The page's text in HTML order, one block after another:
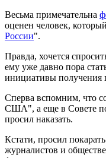
Весьма примечательна
оценен человек,
России".
Правда, хочется
ему уже давно пора
инициативы получения
Сперва вспомним, что
США", а еще в Совете по
просил наказать.
Кстати, просил
журналистов и